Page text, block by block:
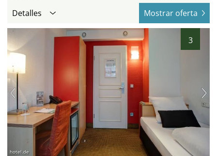
Detalles Mostrar oferta
3
hotel.de